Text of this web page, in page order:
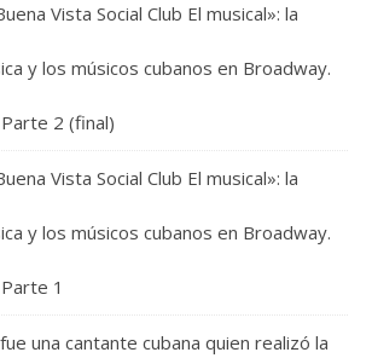
Vista Social Club El musical»: la
y los músicos cubanos en Broadway.
2 (final)
Vista Social Club El musical»: la
y los músicos cubanos en Broadway.
1
una cantante cubana quien realizó la